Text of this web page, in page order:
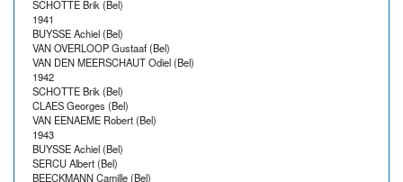
SCHOTTE Brik (Bel)
1941
BUYSSE Achiel (Bel)
VAN OVERLOOP Gustaaf (Bel)
VAN DEN MEERSCHAUT Odiel (Bel)
1942
SCHOTTE Brik (Bel)
CLAES Georges (Bel)
VAN EENAEME Robert (Bel)
1943
BUYSSE Achiel (Bel)
SERCU Albert (Bel)
BEECKMANN Camille (Bel)